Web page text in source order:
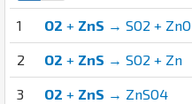
1 O2 + ZnS → SO2 + ZnO
2 O2 + ZnS → SO2 + Zn
3 O2 + ZnS → ZnSO4